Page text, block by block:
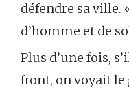
défendre sa ville.
d’homme et de
Plus d’une fois,
front, on voyait